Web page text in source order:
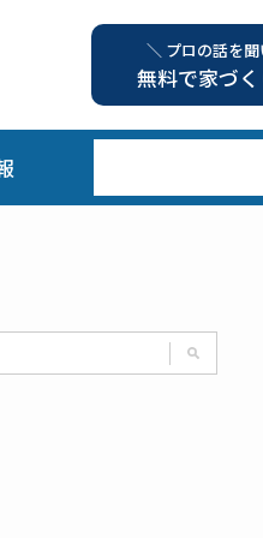
＼ プロの話を
無料で家づ